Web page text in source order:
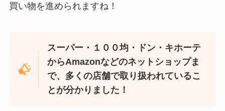
買い物を進められますね！
スーパー・１００均・ドン・キホーテ
からAmazonなどのネットショップま
で、多くの店舗で取り扱われているこ
とが分かりました！